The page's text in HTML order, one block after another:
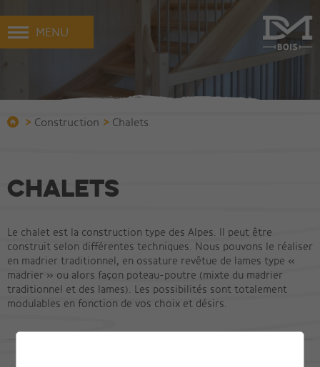
MENU
> Construction > Chalets
Chalets
Le chalet est la construction type des Alpes. Il peut être
construit selon différentes techniques. Nous pouvons le réaliser
en madrier traditionnel, en ossature revêtue de lames type «
madrier » ou alors façon poteau-poutre (mixte du madrier
traditionnel et des lames). Les possibilités sont totalement
modulables en fonction de vos choix et désirs.